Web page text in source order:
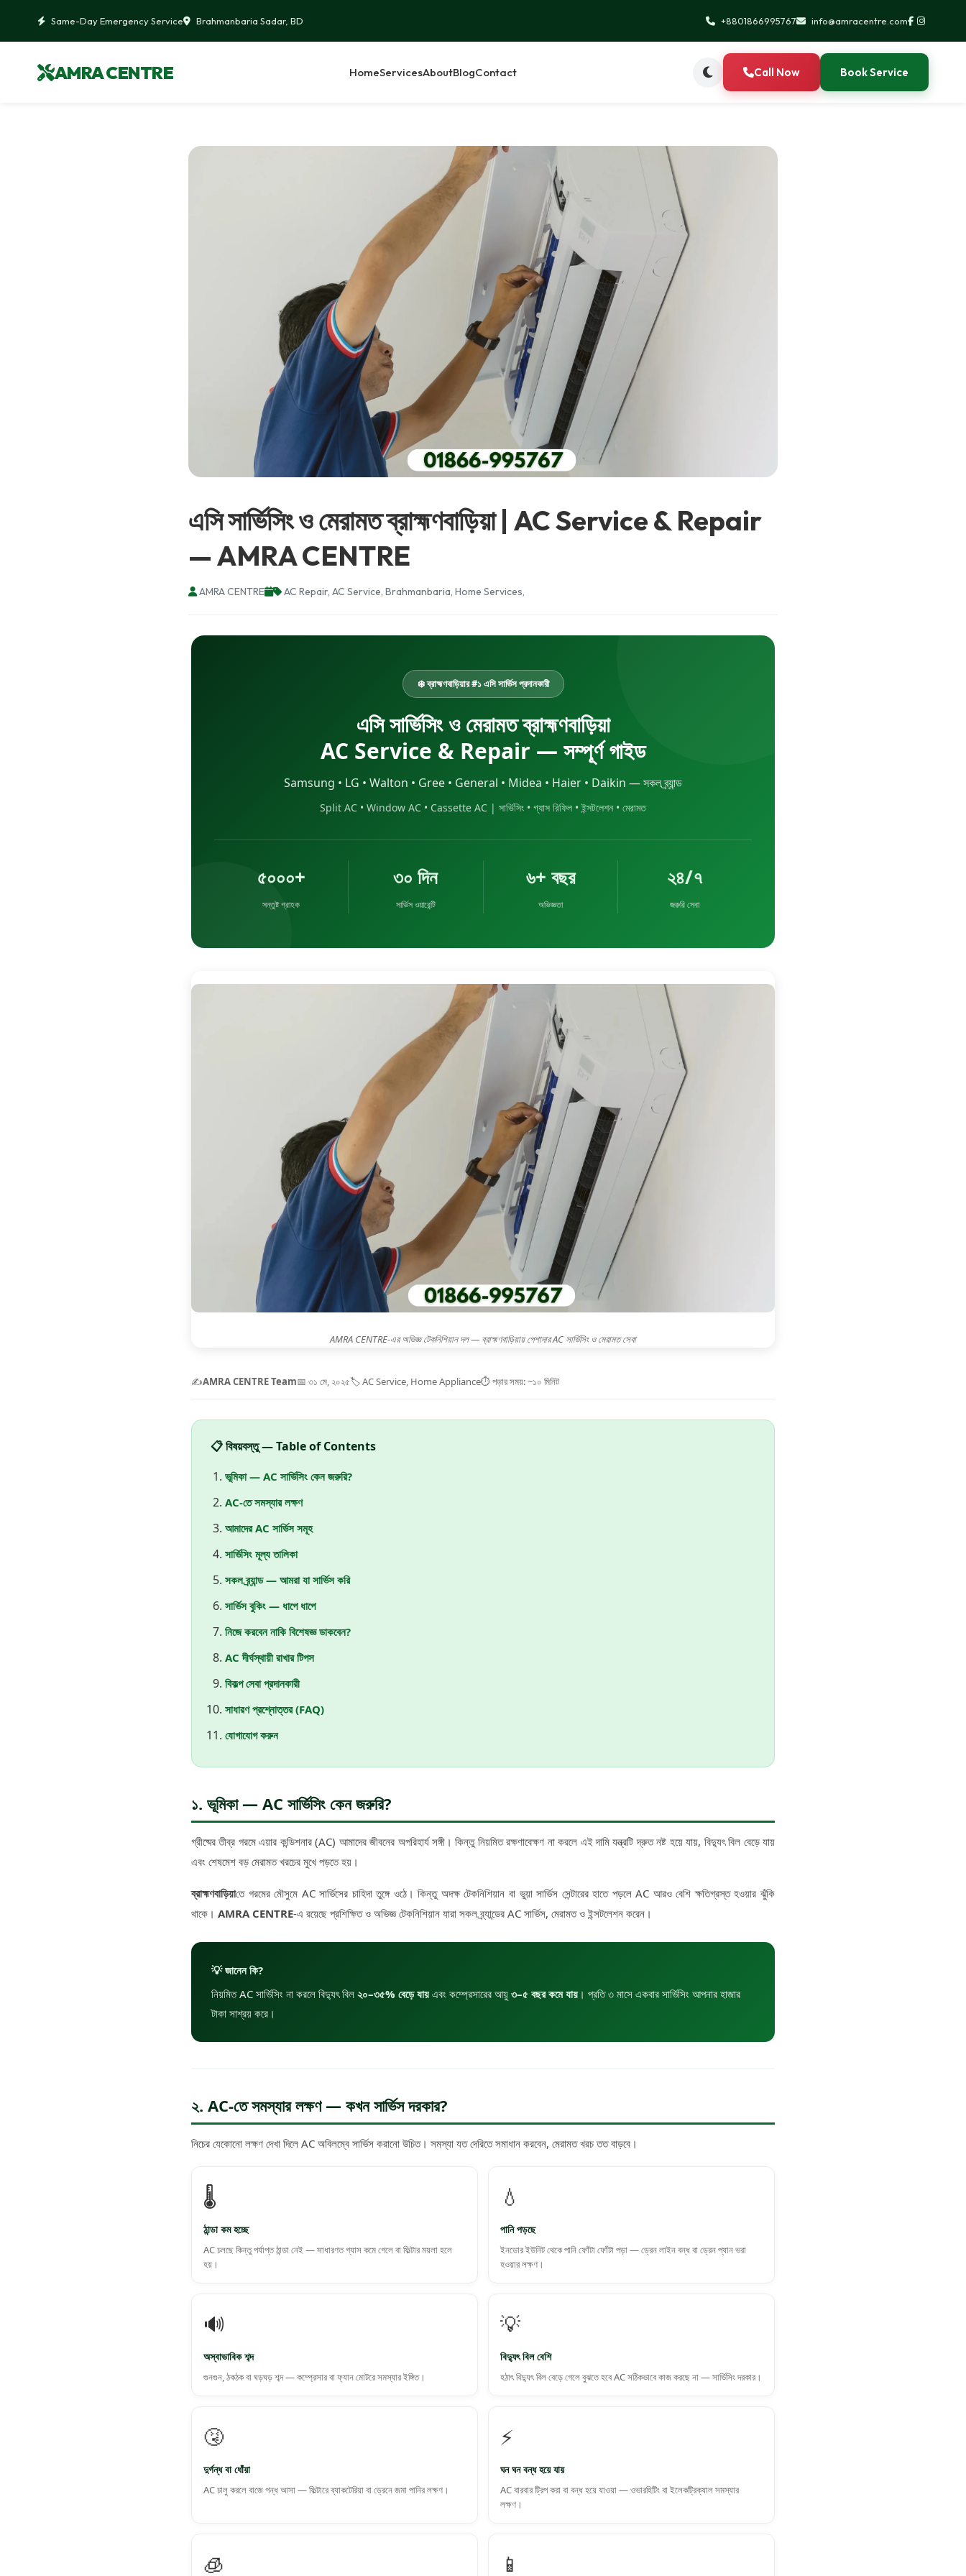
Same-Day Emergency Service Brahmanbaria Sadar, BD +8801866995767 info@amracentre.com
AMRA CENTRE HomeServicesAboutBlogContact Call Now Book Service
এসি সার্ভিসিং ও মেরামত ব্রাহ্মণবাড়িয়া | AC Service & Repair
— AMRA CENTRE
AMRA CENTRE AC Repair, AC Service, Brahmanbaria, Home Services,
❄️ ব্রাহ্মণবাড়িয়ার #১ এসি সার্ভিস প্রদানকারী
এসি সার্ভিসিং ও মেরামত ব্রাহ্মণবাড়িয়া
AC Service & Repair — সম্পূর্ণ গাইড
Samsung • LG • Walton • Gree • General • Midea • Haier • Daikin — সকল ব্র্যান্ড
Split AC • Window AC • Cassette AC | সার্ভিসিং • গ্যাস রিফিল • ইন্সটলেশন • মেরামত
৫০০০+
সন্তুষ্ট গ্রাহক
৩০ দিন
সার্ভিস ওয়ারেন্টি
৬+ বছর
অভিজ্ঞতা
২৪/৭
জরুরি সেবা
AMRA CENTRE-এর অভিজ্ঞ টেকনিশিয়ান দল — ব্রাহ্মণবাড়িয়ায় পেশাদার AC সার্ভিসিং ও মেরামত সেবা
✍️AMRA CENTRE Team📅 ৩১ মে, ২০২৫🏷️ AC Service, Home Appliance⏱️ পড়ার সময়: ~১০ মিনিট
📋 বিষয়বস্তু — Table of Contents
ভূমিকা — AC সার্ভিসিং কেন জরুরি?
AC-তে সমস্যার লক্ষণ
আমাদের AC সার্ভিস সমূহ
সার্ভিসিং মূল্য তালিকা
সকল ব্র্যান্ড — আমরা যা সার্ভিস করি
সার্ভিস বুকিং — ধাপে ধাপে
নিজে করবেন নাকি বিশেষজ্ঞ ডাকবেন?
AC দীর্ঘস্থায়ী রাখার টিপস
বিকল্প সেবা প্রদানকারী
সাধারণ প্রশ্নোত্তর (FAQ)
যোগাযোগ করুন
১. ভূমিকা — AC সার্ভিসিং কেন জরুরি?
গ্রীষ্মের তীব্র গরমে এয়ার কন্ডিশনার (AC) আমাদের জীবনের অপরিহার্য সঙ্গী। কিন্তু নিয়মিত রক্ষণাবেক্ষণ না করলে এই দামি যন্ত্রটি দ্রুত নষ্ট হয়ে যায়, বিদ্যুৎ বিল বেড়ে যায়
এবং শেষমেশ বড় মেরামত খরচের মুখে পড়তে হয়।
ব্রাহ্মণবাড়িয়াতে গরমের মৌসুমে AC সার্ভিসের চাহিদা তুঙ্গে ওঠে। কিন্তু অদক্ষ টেকনিশিয়ান বা ভুয়া সার্ভিস সেন্টারের হাতে পড়লে AC আরও বেশি ক্ষতিগ্রস্ত হওয়ার ঝুঁকি
থাকে। AMRA CENTRE-এ রয়েছে প্রশিক্ষিত ও অভিজ্ঞ টেকনিশিয়ান যারা সকল ব্র্যান্ডের AC সার্ভিস, মেরামত ও ইন্সটলেশন করেন।
💡 জানেন কি?
নিয়মিত AC সার্ভিসিং না করলে বিদ্যুৎ বিল ২০–৩৫% বেড়ে যায়এবং কম্প্রেসারের আয়ু ৩–৫ বছর কমে যায়। প্রতি ৩ মাসে একবার সার্ভিসিং আপনার হাজার
টাকা সাশ্রয় করে।
২. AC-তে সমস্যার লক্ষণ — কখন সার্ভিস দরকার?
নিচের যেকোনো লক্ষণ দেখা দিলে AC অবিলম্বে সার্ভিস করানো উচিত। সমস্যা যত দেরিতে সমাধান করবেন, মেরামত খরচ তত বাড়বে।
🌡️
ঠান্ডা কম হচ্ছে
AC চলছে কিন্তু পর্যাপ্ত ঠান্ডা নেই — সাধারণত গ্যাস কমে গেলে বা ফিল্টার ময়লা হলে
হয়।
💧
পানি পড়ছে
ইনডোর ইউনিট থেকে পানি ফোঁটা ফোঁটা পড়া — ড্রেন লাইন বন্ধ বা ড্রেন প্যান ভরা
হওয়ার লক্ষণ।
🔊
অস্বাভাবিক শব্দ
গুনগুন, ঠকঠক বা ঘড়ঘড় শব্দ — কম্প্রেসার বা ফ্যান মোটরে সমস্যার ইঙ্গিত।
💡
বিদ্যুৎ বিল বেশি
হঠাৎ বিদ্যুৎ বিল বেড়ে গেলে বুঝতে হবে AC সঠিকভাবে কাজ করছে না — সার্ভিসিং দরকার।
🤧
দুর্গন্ধ বা ধোঁয়া
AC চালু করলে বাজে গন্ধ আসা — ফিল্টারে ব্যাকটেরিয়া বা ড্রেনে জমা পানির লক্ষণ।
⚡
ঘন ঘন বন্ধ হয়ে যায়
AC বারবার ট্রিপ করা বা বন্ধ হয়ে যাওয়া — ওভারহিটিং বা ইলেকট্রিক্যাল সমস্যার
লক্ষণ।
🧊 📱